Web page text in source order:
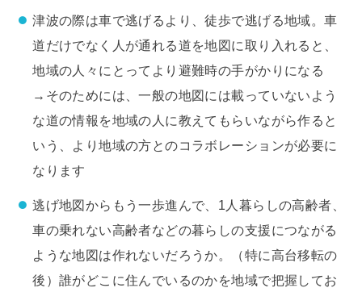
津波の際は車で逃げるより、徒歩で逃げる地域。車
道だけでなく人が通れる道を地図に取り入れると、
地域の人々にとってより避難時の手がかりになる
→そのためには、一般の地図には載っていないよう
な道の情報を地域の人に教えてもらいながら作ると
いう、より地域の方とのコラボレーションが必要に
なります
逃げ地図からもう一歩進んで、1人暮らしの高齢者、
車の乗れない高齢者などの暮らしの支援につながる
ような地図は作れないだろうか。（特に高台移転の
後）誰がどこに住んでいるのかを地域で把握してお